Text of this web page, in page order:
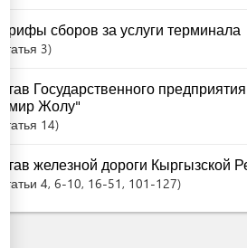
Тарифы сборов за услуги терминала
Статья 3
Устав Государственного
Темир Жолу"
Статья 14
Устав железной дороги
Статьи 4, 6-10, 16-51, 101-127